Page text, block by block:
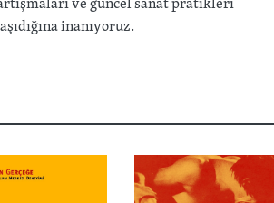
inanıyoruz.